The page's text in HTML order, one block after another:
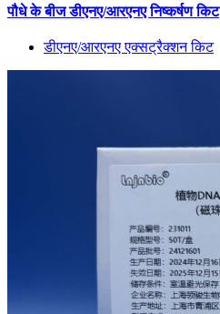
पौधे के बीज डीएनए/आरएनए निष्कर्षण किट
डीएनए/आरएनए एक्सट्रैक्शन किट